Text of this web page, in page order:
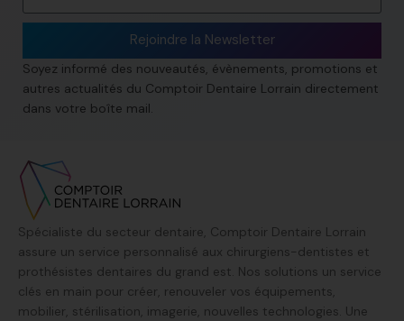
Rejoindre la Newsletter
Soyez informé des nouveautés, évènements, promotions et
autres actualités du Comptoir Dentaire Lorrain directement
dans votre boîte mail.
Spécialiste du secteur dentaire, Comptoir Dentaire Lorrain
assure un service personnalisé aux chirurgiens-dentistes et
prothésistes dentaires du grand est. Nos solutions un service
clés en main pour créer, renouveler vos équipements,
mobilier, stérilisation, imagerie, nouvelles technologies. Une